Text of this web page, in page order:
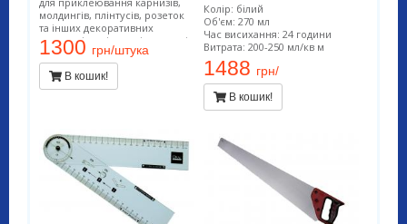
молдингів, плінтусів, розеток
та інших декоративних
елементів з пінополістиролу і
поліуретану на ДВП, ДСП,
гіпсокартон, гіпсоволокно,
штукатурку, бетон та інші
поверхні.
1300 грн/штука
В кошик!
Колір: білий
Об'єм: 270 мл
Час висихання: 24 години
Витрата: 200-250 мл/кв м
1488 грн/
В кошик!